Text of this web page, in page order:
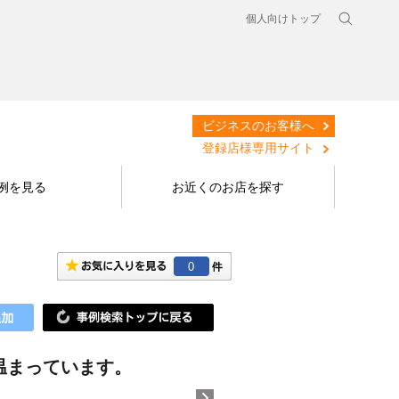
個人向けトップ
ビジネスのお客様へ
登録店様専用サイト
を見る お近くのお店を探す
0
っています。